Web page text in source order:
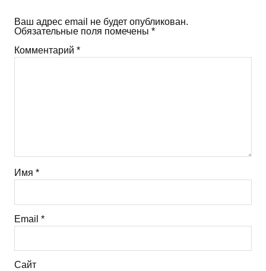
Ваш адрес email не будет опубликован.
Обязательные поля помечены *
Комментарий *
Имя *
Email *
Сайт